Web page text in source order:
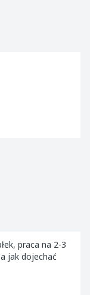
praca na 2-3
jak dojechać